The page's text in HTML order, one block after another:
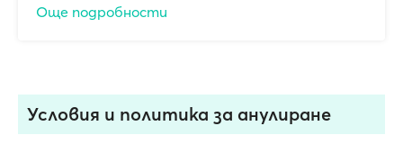
Още подробности
Условия и политика за анулиранe